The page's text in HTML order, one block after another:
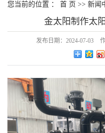
您当前的位置 ： 首 页 >> 新闻
金太阳制作太
发布日期： 2024-07-03